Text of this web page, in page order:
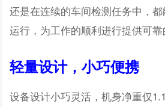
还是在连续的车间检测任务中，
运行，为工作的顺利进行提供可
轻量设计，小巧便携
设备设计小巧灵活，机身净重仅